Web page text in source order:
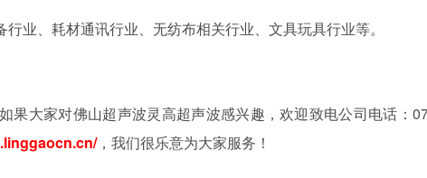
业、耗材通讯行业、无纺布相关行业、文具玩具行业等。
果大家对佛山超声波灵高超声波感兴趣，欢迎致电公司电话：
，我们很乐意为大家服务！